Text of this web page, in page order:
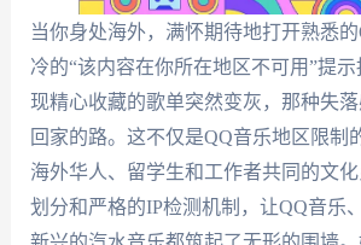
当你身处海外，满怀期待地打开熟悉
冷的“该内容在你所在地区不可用”提
现精心收藏的歌单突然变灰，那种失
回家的路。这不仅是QQ音乐地区限制
海外华人、留学生和工作者共同的文
划分和严格的IP检测机制，让QQ音乐